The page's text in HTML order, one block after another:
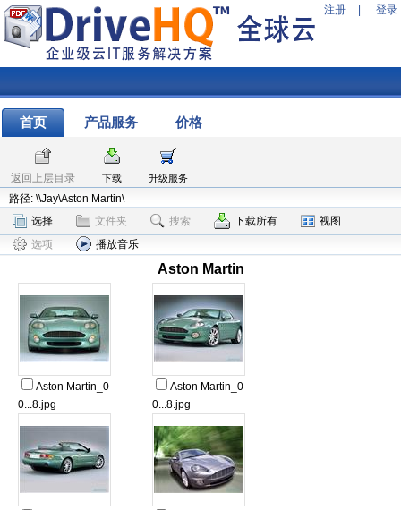
注册 登录
首页 产品服务 价格
返回上层目录 下载 升级服务
路径: \\Jay\Aston Martin\
选择
文件夹 搜索 下载所有
视图
选项
播放音乐
Aston Martin
Aston Martin_0
0...8.jpg
Aston Martin_0
0...8.jpg